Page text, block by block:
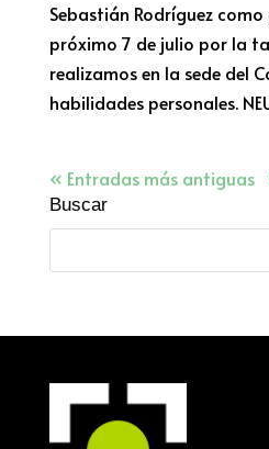
Sebastián Rodríguez como
próximo 7 de julio por la
realizamos en la sede del
habilidades personales.
« Entradas más antiguas
Buscar